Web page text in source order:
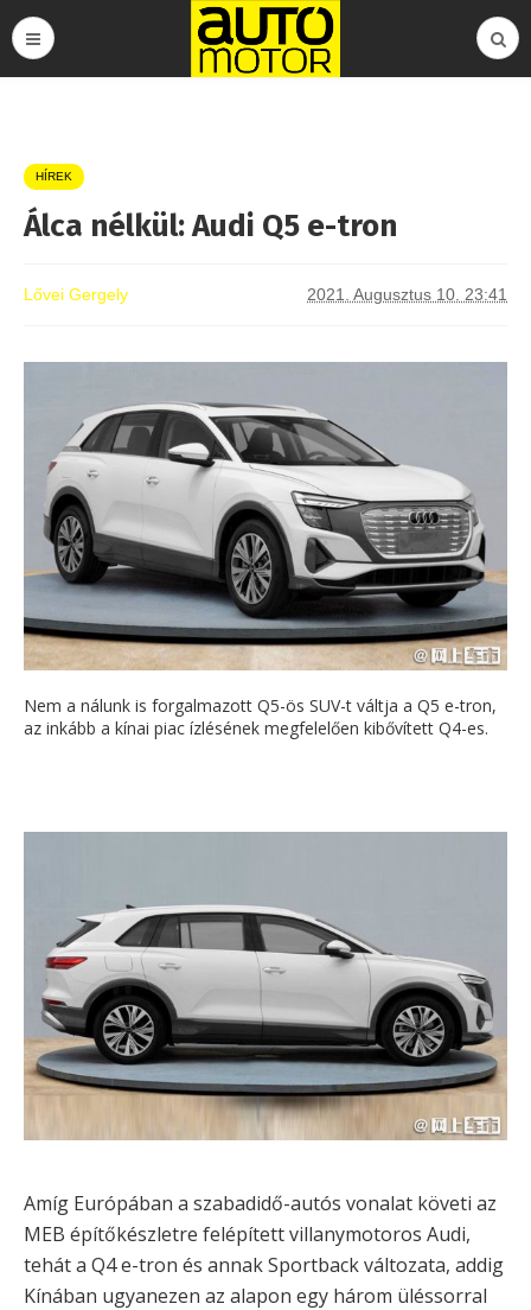
HÍREK
Álca nélkül: Audi Q5 e-tron
Lővei Gergely 2021. Augusztus 10. 23:41
Nem a nálunk is forgalmazott Q5-ös SUV-t váltja a Q5 e-tron,
az inkább a kínai piac ízlésének megfelelően kibővített Q4-es.
Amíg Európában a szabadidő-autós vonalat követi az
MEB építőkészletre felépített villanymotoros Audi,
tehát a Q4 e-tron és annak Sportback változata, addig
Kínában ugyanezen az alapon egy három üléssorral